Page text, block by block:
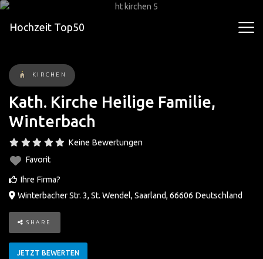
Hochzeit Top50
KIRCHEN
Kath. Kirche Heilige Familie,
Winterbach
Keine Bewertungen
Favorit
Ihre Firma?
Winterbacher Str. 3, St. Wendel, Saarland, 66606 Deutschland
SHARE
JETZT BEWERTEN